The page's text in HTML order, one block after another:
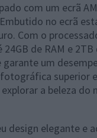
com um ecrã
no ecrã
Com o
24GB de RAM e
um
superior
a beleza do
design elegante e